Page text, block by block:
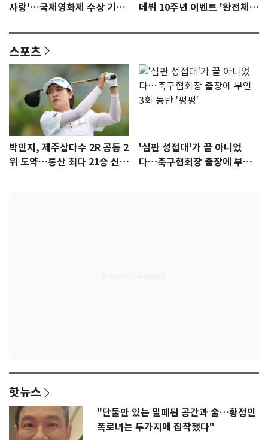
사랑'…국제영화제 수상 기대
데뷔 10주년 이벤트 '완전체'
스포츠
박민지, 제주삼다수 2R 공동 2
위 도약…통산 최다 21승 신기
'심판 성접대'가 끝 아니었
다…축구협회장 출장에 부인
핫뉴스
"단둘만 있는 밀폐된 공간과 술…황정민
폭로녀는 두가지에 집착했다"